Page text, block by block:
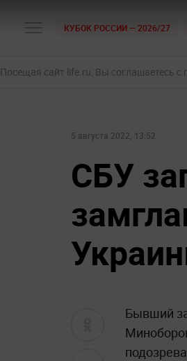
КУБОК РОССИИ — 2026/27
Посещая сайт life.ru, Вы соглашаетесь с
5 августа 2022, 13:52
СБУ
Бывший